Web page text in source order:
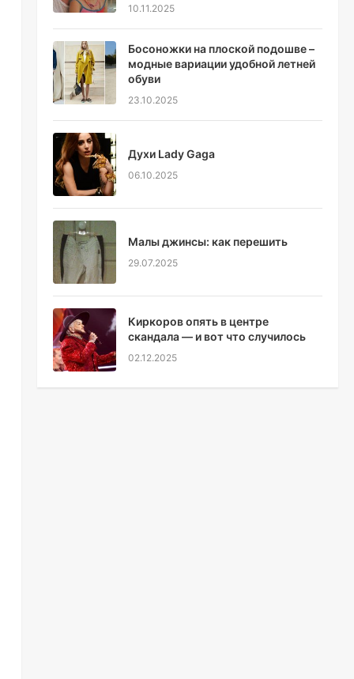
10.11.2025
Босоножки на плоской подошве –
модные вариации удобной летней
обуви
23.10.2025
Духи Lady Gaga
06.10.2025
Малы джинсы: как перешить
29.07.2025
Киркоров опять в центре
скандала — и вот что случилось
02.12.2025